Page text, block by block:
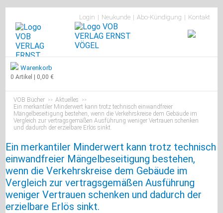
Login
Navigation
überspringen
Neukunde Abo-Kündigung Kontakt
Warenkorb
0 Artikel | 0,00 €
VOB Bücher >> Aktuelles >>
Ein merkantiler Minderwert kann trotz technisch einwandfreier
Mängelbeseitigung bestehen, wenn die Verkehrskreise dem Gebäude im
Vergleich zur vertragsgemäßen Ausführung weniger Vertrauen schenken
und dadurch der erzielbare Erlös sinkt.
Ein merkantiler Minderwert kann trotz technisch
einwandfreier Mängelbeseitigung bestehen,
wenn die Verkehrskreise dem Gebäude im
Vergleich zur vertragsgemäßen Ausführung
weniger Vertrauen schenken und dadurch der
erzielbare Erlös sinkt.